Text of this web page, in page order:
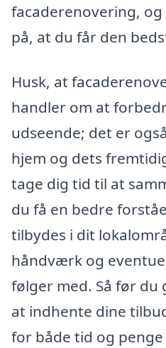
facaderenovering,
på, at du får den
Husk, at
handler om at
udseende; det er
hjem og dets
tage dig tid til at
du få en bedre
tilbydes i dit
håndværk og
følger med. Så før du
at indhente dine
for både tid og